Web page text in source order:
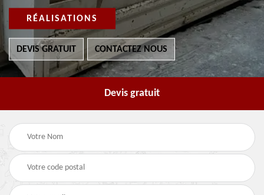
RÉALISATIONS
DEVIS GRATUIT CONTACTEZ NOUS
Devis gratuit